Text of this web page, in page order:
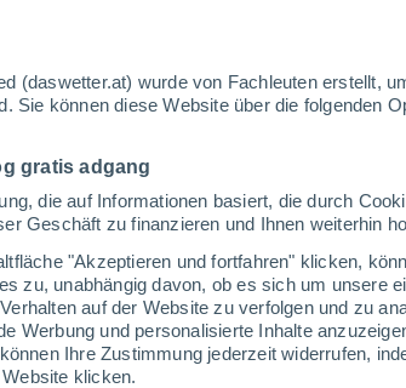
(daswetter.at) wurde von Fachleuten erstellt,
Sie können diese Website über die folgenden
gratis adgang
die auf Informationen basiert, die durch
Geschäft zu finanzieren und Ihnen weiterhin
"Akzeptieren und fortfahren" klicken,
zu, unabhängig davon, ob es sich um unsere
auf der Website zu verfolgen und zu
Werbung und personalisierte Inhalte
Ihre Zustimmung jederzeit widerrufen,
klicken.
WetterNachrichtenVideo
Frankfurt am Main
Würzburg
Kassel